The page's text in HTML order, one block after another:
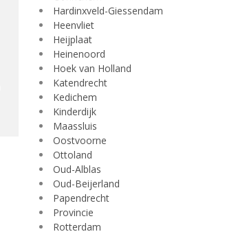
Hardinxveld-Giessendam
Heenvliet
Heijplaat
Heinenoord
Hoek van Holland
Katendrecht
Kedichem
Kinderdijk
Maassluis
Oostvoorne
Ottoland
Oud-Alblas
Oud-Beijerland
Papendrecht
Provincie
Rotterdam